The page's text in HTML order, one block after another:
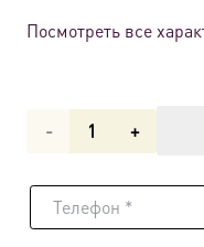
Посмотреть все
Количество
Икона